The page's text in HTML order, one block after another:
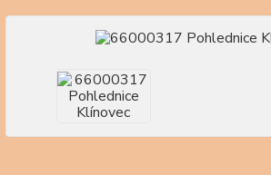
Souhlasím sezpracováním